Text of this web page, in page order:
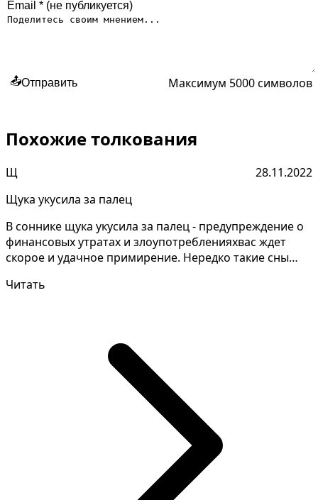
📤Отправить Максимум 5000 символов
Похожие толкования
Щ
28.11.2022
Щука укусила за палец
В соннике щука укусила за палец - предупреждение о
финансовых утратах и злоупотребленияхвас ждет
скорое и удачное примирение. Нередко такие сны
Читать